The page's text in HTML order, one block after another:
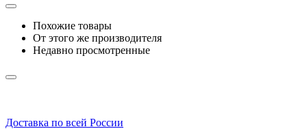
Похожие товары
От этого же производителя
Недавно просмотренные
Доставка по всей России